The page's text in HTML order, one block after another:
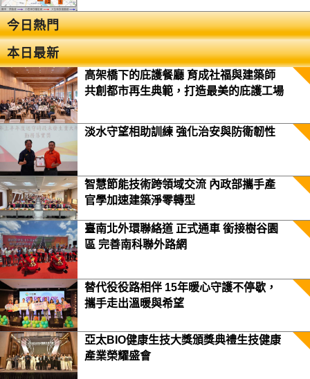
今日熱門
本日最新
高架橋下的庇護餐廳 育成社福與建築師
共創都市再生典範，打造最美的庇護工場
淡水守望相助訓練 強化治安與防衛韌性
智慧節能技術跨領域交流 內政部攜手產
官學加速建築淨零轉型
臺南北外環聯絡道 正式通車 銜接樹谷園
區 完善南科聯外路網
替代役役路相伴 15年暖心守護不停歇，
攜手走出溫暖與希望
亞太BIO健康生技大獎頒獎典禮生技健康
產業榮耀盛會